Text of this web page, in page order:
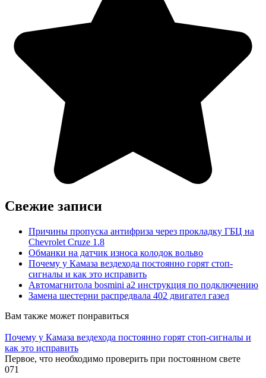
Свежие записи
Причины пропуска антифриза через прокладку ГБЦ на
Chevrolet Cruze 1.8
Обманки на датчик износа колодок вольво
Почему у Камаза вездехода постоянно горят стоп-
сигналы и как это исправить
Автомагнитола bosmini а2 инструкция по подключению
Замена шестерни распредвала 402 двигател газел
Вам также может понравиться
Почему у Камаза вездехода постоянно горят стоп-сигналы и
как это исправить
Первое, что необходимо проверить при постоянном свете
071